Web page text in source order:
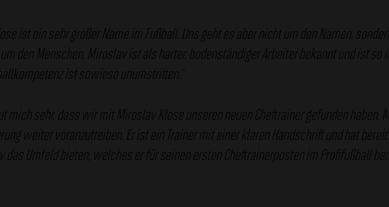
ist ein sehr großer Name im Fußball. Uns geht es aber nicht um den Namen,
den Menschen. Miroslav ist als harter, bodenständiger Arbeiter bekannt und ist so
ist sowieso unumstritten.“
mich sehr, dass wir mit Miroslav Klose unseren neuen Cheftrainer gefunden
weiter voranzutreiben. Er ist ein Trainer mit einer klaren Handschrift und hat
Umfeld bieten, welches er für seinen ersten Cheftrainerposten im Profifußball